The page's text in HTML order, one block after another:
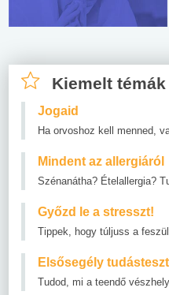
Kiemelt témák
Jogaid
Ha orvoshoz kell menned,
Mindent az allergiáról
Szénanátha? Ételallergia?
Győzd le a stresszt!
Tippek, hogy túljuss a
Elsősegély tudásteszt
Tudod, mi a teendő